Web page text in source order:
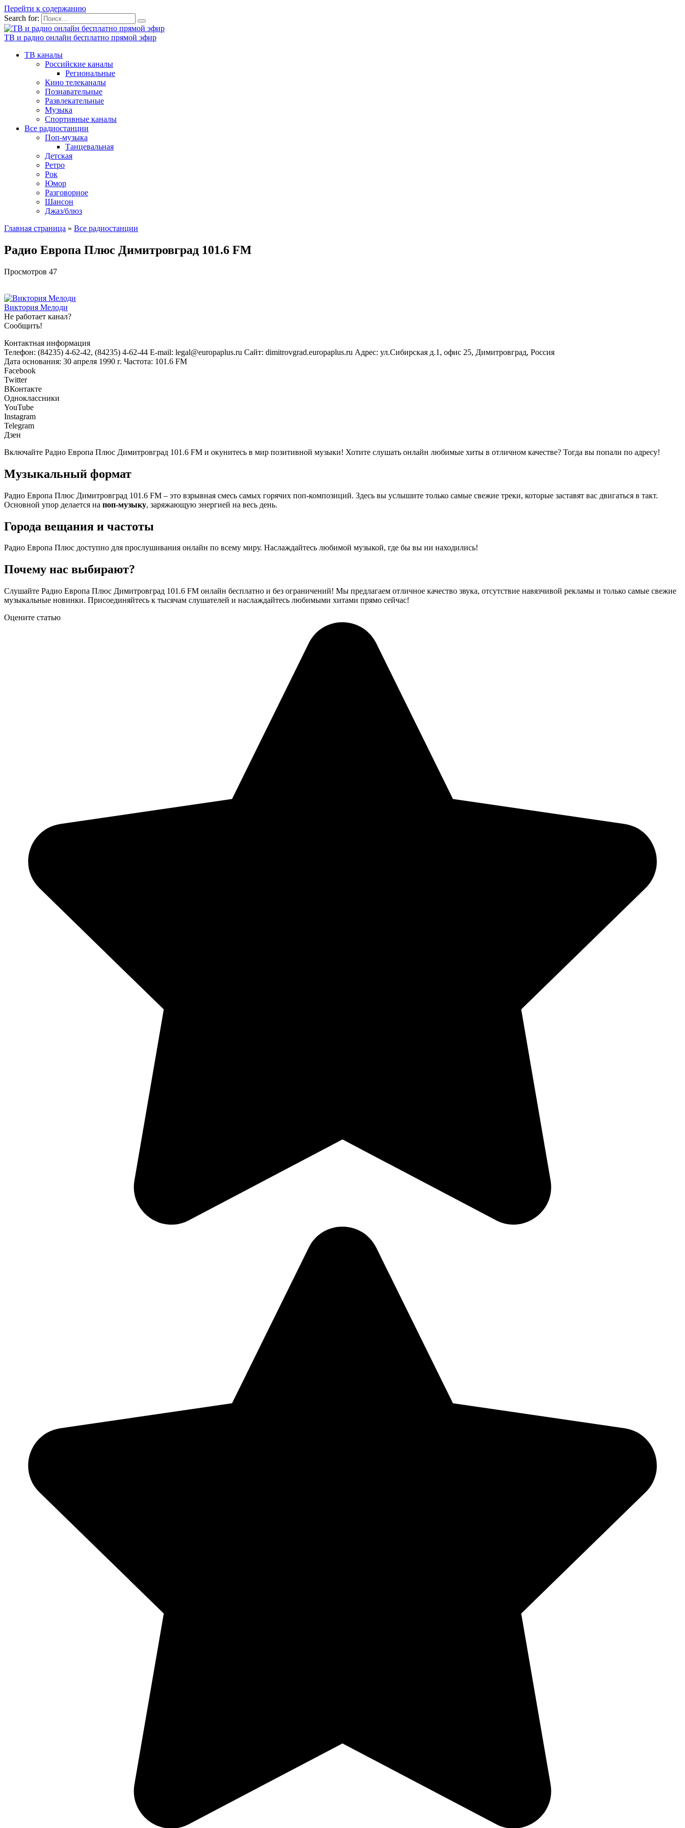
Перейти к содержанию
Search for:
ТВ и радио онлайн бесплатно прямой эфир
ТВ каналы
Российские каналы
Региональные
Кино телеканалы
Познавательные
Развлекательные
Музыка
Спортивные каналы
Все радиостанции
Поп-музыка
Танцевальная
Детская
Ретро
Рок
Юмор
Разговорное
Шансон
Джаз/блюз
Главная страница » Все радиостанции
Радио Европа Плюс Димитровград 101.6 FM
Просмотров 47
Виктория Мелоди
Не работает канал?
Сообщить!
Контактная информация
Телефон: (84235) 4-62-42, (84235) 4-62-44 E-mail: legal@europaplus.ru Сайт: dimitrovgrad.europaplus.ru Адрес: ул.Сибирская д.1, офис 25, Димитровград, Россия
Дата основания: 30 апреля 1990 г. Частота: 101.6 FM
Facebook
Twitter
ВКонтакте
Одноклассники
YouTube
Instagram
Telegram
Дзен
Включайте Радио Европа Плюс Димитровград 101.6 FM и окунитесь в мир позитивной музыки! Хотите слушать онлайн любимые хиты в отличном качестве? Тогда вы попали по адресу!
Музыкальный формат
Радио Европа Плюс Димитровград 101.6 FM – это взрывная смесь самых горячих поп-композиций. Здесь вы услышите только самые свежие треки, которые заставят вас двигаться в такт.
Основной упор делается на поп-музыку, заряжающую энергией на весь день.
Города вещания и частоты
Радио Европа Плюс доступно для прослушивания онлайн по всему миру. Наслаждайтесь любимой музыкой, где бы вы ни находились!
Почему нас выбирают?
Слушайте Радио Европа Плюс Димитровград 101.6 FM онлайн бесплатно и без ограничений! Мы предлагаем отличное качество звука, отсутствие навязчивой рекламы и только самые свежие
музыкальные новинки. Присоединяйтесь к тысячам слушателей и наслаждайтесь любимыми хитами прямо сейчас!
Оцените статью